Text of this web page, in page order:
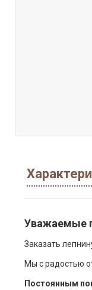
Уважаемые
Заказать
Мы с радостью
Постоянным